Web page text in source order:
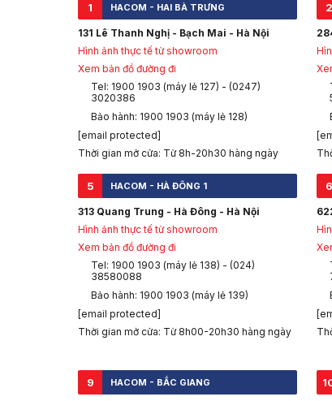
1 HACOM - HAI BÀ TRƯNG
131 Lê Thanh Nghị - Bạch Mai - Hà Nội
Hình ảnh thực tế từ showroom
Xem bản đồ đường đi
Tel: 1900 1903 (máy lẻ 127) - (0247)
3020386
Bảo hành: 1900 1903 (máy lẻ 128)
[email protected]
Thời gian mở cửa: Từ 8h-20h30 hàng ngày
2
5 HACOM - HÀ ĐÔNG 1
313 Quang Trung - Hà Đông - Hà Nội
Hình ảnh thực tế từ showroom
Xem bản đồ đường đi
Tel: 1900 1903 (máy lẻ 138) - (024)
38580088
Bảo hành: 1900 1903 (máy lẻ 139)
[email protected]
Thời gian mở cửa: Từ 8h00-20h30 hàng ngày
6
9 HACOM - BẮC GIANG